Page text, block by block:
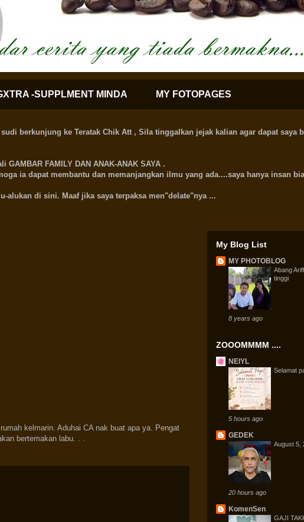
-SUPPLMENT MINDA MY FOTOPAGES
sudi berkunjung ke Teratak Chik Att , Sila tinggalkan jejak kalian agar dapat saya
FAMILY DAN ANAK-ANAK SAYA .
ia dapat membantu dan memanjangkan ilmu yang ada....saya hanya insan
alukan di sini. Maaf jika saya terpaksa men"delate"nya ...
kelmarin. Aduhai CA nak buat apa ya. Pengat
bertemakan labu. . .
My Blog List
MY PHOTOBLOG
Abang
tinggi
8 years ago
ZOOOMMMM ....
NEIYL
Selamat
5 hours ago
GEDEK
August 5,
20 hours ago
KomenSen
GAJI